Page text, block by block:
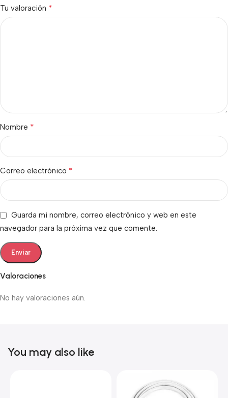
Valoraciones
No hay valoraciones aún.
Tu valoración *
Nombre *
Correo electrónico *
Guarda mi nombre, correo electrónico y web en este
navegador para la próxima vez que comente.
You may also like